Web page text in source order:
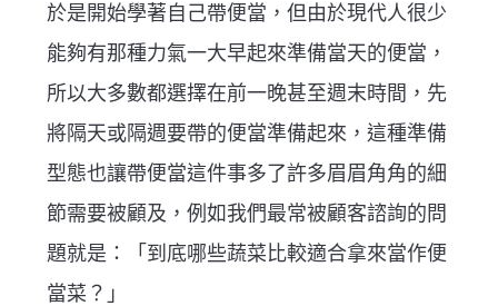
於是開始學著自己帶便當，但由於現代人很少
能夠有那種力氣一大早起來準備當天的便當，
所以大多數都選擇在前一晚甚至週末時間，先
將隔天或隔週要帶的便當準備起來，這種準備
型態也讓帶便當這件事多了許多眉眉角角的細
節需要被顧及，例如我們最常被顧客諮詢的問
題就是：「到底哪些蔬菜比較適合拿來當作便
當菜？」